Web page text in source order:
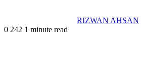
RIZWAN AHSAN
0 242 1 minute read